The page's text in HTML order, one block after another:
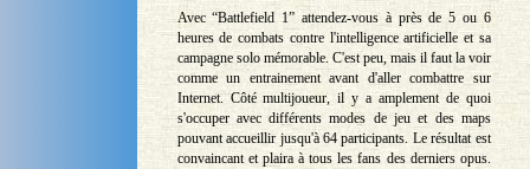
Avec “Battlefield 1” attendez-vous à près de 5 ou 6
heures de combats contre l'intelligence artificielle et sa
campagne solo mémorable. C'est peu, mais il faut la voir
comme un entrainement avant d'aller combattre sur
Internet. Côté multijoueur, il y a amplement de quoi
s'occuper avec différents modes de jeu et des maps
pouvant accueillir jusqu'à 64 participants. Le résultat est
convaincant et plaira à tous les fans des derniers opus.